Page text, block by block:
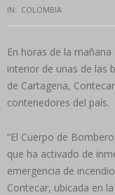
IN: COLOMBIA
En horas de la
interior de unas de las
de Cartagena,
contenedores del país.
“El Cuerpo de
que ha activado de
emergencia de
Contecar, ubicada en